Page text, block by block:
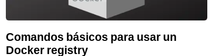
Comandos básicos para usar un
Docker registry